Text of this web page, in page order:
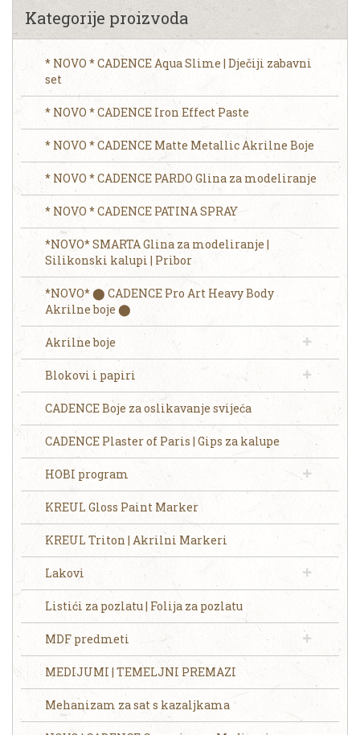
Kategorije proizvoda
* NOVO * CADENCE Aqua Slime | Dječiji zabavni
set
* NOVO * CADENCE Iron Effect Paste
* NOVO * CADENCE Matte Metallic Akrilne Boje
* NOVO * CADENCE PARDO Glina za modeliranje
* NOVO * CADENCE PATINA SPRAY
*NOVO* SMARTA Glina za modeliranje |
Silikonski kalupi | Pribor
*NOVO* ⬤ CADENCE Pro Art Heavy Body
Akrilne boje ⬤
Akrilne boje
Blokovi i papiri
CADENCE Boje za oslikavanje svijeća
CADENCE Plaster of Paris | Gips za kalupe
HOBI program
KREUL Gloss Paint Marker
KREUL Triton | Akrilni Markeri
Lakovi
Listići za pozlatu | Folija za pozlatu
MDF predmeti
MEDIJUMI | TEMELJNI PREMAZI
Mehanizam za sat s kazaljkama